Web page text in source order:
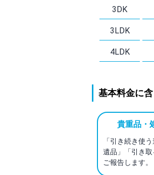
3DK
3LDK
4LDK
基本料金に
貴重品・
「引き続き使
遺品」「引き取
ご報告します。